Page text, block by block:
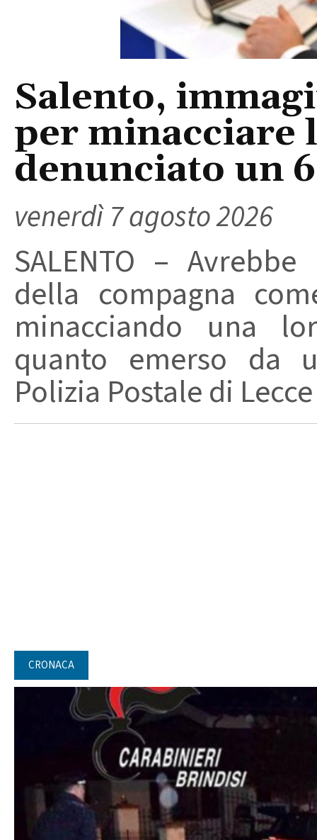
Salento,
per minacciare
denunciato un
venerdì 7 agosto 2026
SALENTO –
della compagna
minacciando una
quanto emerso da
Polizia Postale di
CRONACA